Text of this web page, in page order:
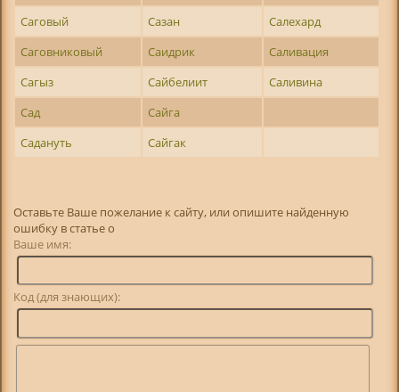
Саговый
Сазан
Салехард
Саговниковый
Саидрик
Саливация
Сагыз
Сайбелиит
Саливина
Сад
Сайга
Садануть
Сайгак
Оставьте Ваше пожелание к сайту, или опишите найденную
ошибку в статье о
Ваше имя:
Код (для знающих):